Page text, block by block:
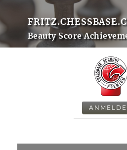
Beauty Score